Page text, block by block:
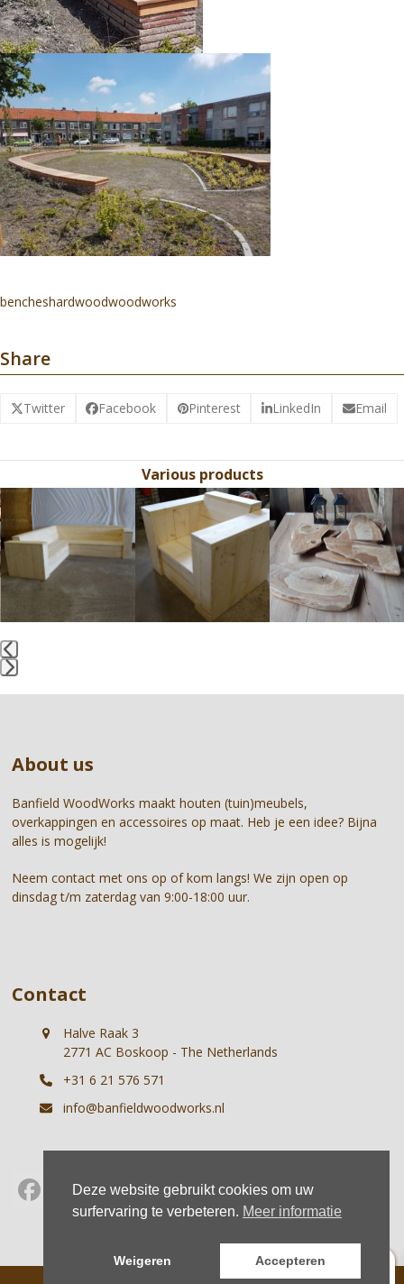
bencheshardwoodwoodworks
Share
Twitter Facebook Pinterest LinkedIn Email
Various products
Use
the
left
and
keys
first
slide
About us
Banfield WoodWorks maakt houten (tuin)meubels,
overkappingen en accessoires op maat. Heb je een idee? Bijna
alles is mogelijk!
Neem contact met ons op of kom langs! We zijn open op
dinsdag t/m zaterdag van 9:00-18:00 uur.
Contact
Halve Raak 3
2771 AC Boskoop - The Netherlands
+31 6 21 576 571
info@banfieldwoodworks.nl
Facebook
Instagram
Whatsapp
Deze website gebruikt cookies om uw
surfervaring te verbeteren. Meer informatie
Weigeren Accepteren